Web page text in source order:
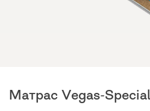
Матрас Vegas-